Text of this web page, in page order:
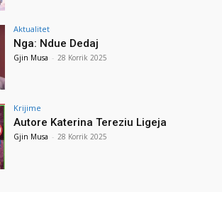
Aktualitet
Nga: Ndue Dedaj
Gjin Musa - 28 Korrik 2025
Krijime
Autore Katerina Tereziu Ligeja
Gjin Musa - 28 Korrik 2025